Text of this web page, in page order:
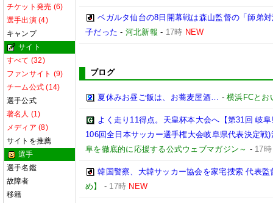
チケット発売 (6)
選手出演 (4)
キャンプ
サイト
すべて (32)
ファンサイト (9)
チーム公式 (14)
選手公式
著名人 (1)
メディア (8)
サイトを推薦
選手
選手名鑑
故障者
移籍
ベガルタ仙台の8日開幕戦は森山監督の「師弟
子だった - 河北新報 - 17時 NEW
ブログ
夏休みお昼ご飯は、お蕎麦屋酒… -横浜FCとお
よく走り11得点。天皇杯本大会へ【第31回 岐
106回全日本サッカー選手権大会岐阜県代表決定戦
阜を徹底的に応援する公式ウェブマガジン～ - 17時
韓国警察、大韓サッカー協会を家宅捜索 代表監
め】
- 17時 NEW